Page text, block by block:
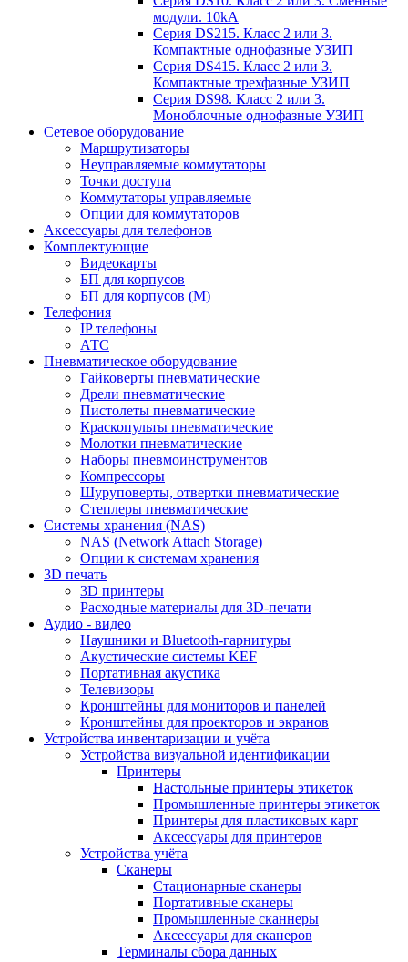
модули. 10kA
Серия DS215. Класс 2 или 3.
Компактные однофазные УЗИП
Серия DS415. Класс 2 или 3.
Компактные трехфазные УЗИП
Серия DS98. Класс 2 или 3.
Моноблочные однофазные УЗИП
Сетевое оборудование
Маршрутизаторы
Неуправляемые коммутаторы
Точки доступа
Коммутаторы управляемые
Опции для коммутаторов
Аксессуары для телефонов
Комплектующие
Видеокарты
БП для корпусов
БП для корпусов (М)
Телефония
IP телефоны
АТС
Пневматическое оборудование
Гайковерты пневматические
Дрели пневматические
Пистолеты пневматические
Краскопульты пневматические
Молотки пневматические
Наборы пневмоинструментов
Компрессоры
Шуруповерты, отвертки пневматические
Степлеры пневматические
Cистемы хранения (NAS)
NAS (Network Attach Storage)
Опции к системам хранения
3D печать
3D принтеры
Расходные материалы для 3D-печати
Аудио - видео
Наушники и Bluetooth-гарнитуры
Акустические системы KEF
Портативная акустика
Телевизоры
Кронштейны для мониторов и панелей
Кронштейны для проекторов и экранов
Устройства инвентаризации и учёта
Устройства визуальной идентификации
Принтеры
Настольные принтеры этикеток
Промышленные принтеры этикеток
Принтеры для пластиковых карт
Аксессуары для принтеров
Устройства учёта
Сканеры
Стационарные сканеры
Портативные сканеры
Промышленные сканнеры
Аксессуары для сканеров
Терминалы сбора данных